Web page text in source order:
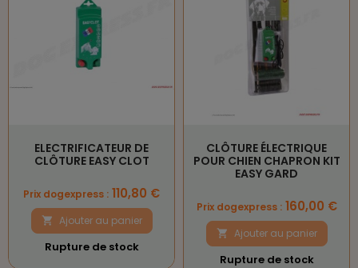
ELECTRIFICATEUR DE
CLÔTURE EASY CLOT
Prix
Prix dogexpress : 110,80 €
 Ajouter au panier
Rupture de stock
CLÔTURE ÉLECTRIQUE
POUR CHIEN CHAPRON KIT
EASY GARD
Prix
Prix dogexpress :160,00 €
 Ajouter au panier
Rupture de stock